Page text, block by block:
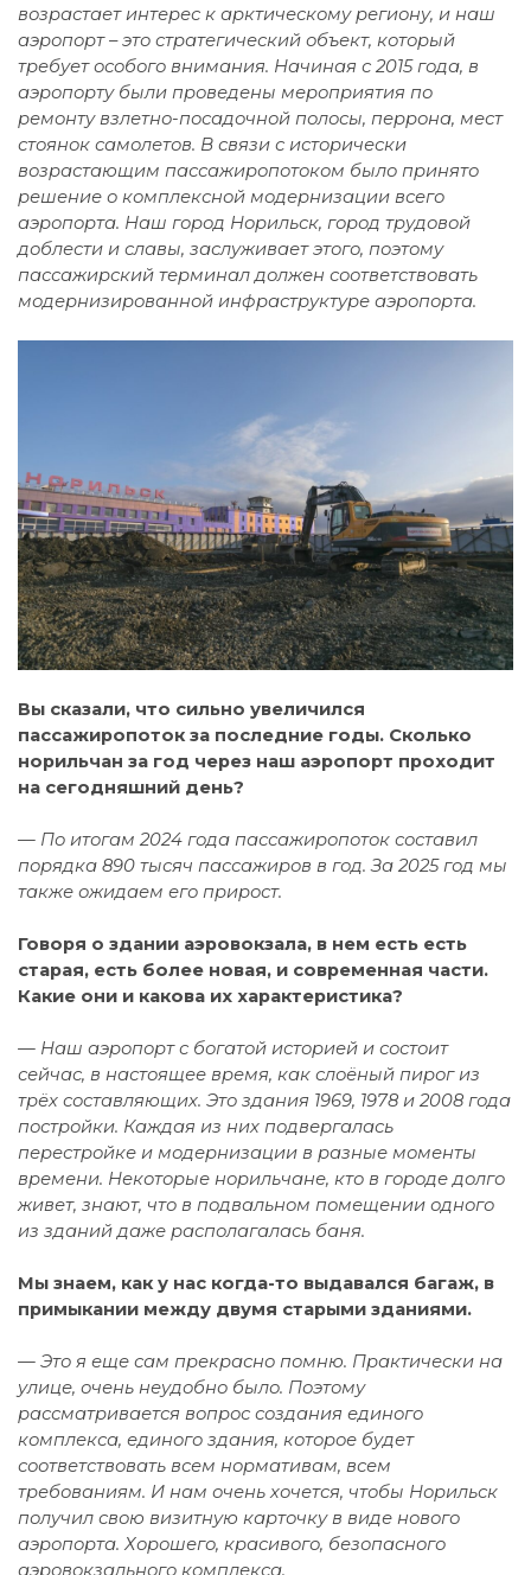
возрастает интерес к арктическому региону, и наш
аэропорт – это стратегический объект, который
требует особого внимания. Начиная с 2015 года, в
аэропорту были проведены мероприятия по
ремонту взлетно-посадочной полосы, перрона, мест
стоянок самолетов. В связи с исторически
возрастающим пассажиропотоком было принято
решение о комплексной модернизации всего
аэропорта. Наш город Норильск, город трудовой
доблести и славы, заслуживает этого, поэтому
пассажирский терминал должен соответствовать
модернизированной инфраструктуре аэропорта.
Вы сказали, что сильно увеличился
пассажиропоток за последние годы. Сколько
норильчан за год через наш аэропорт проходит
на сегодняшний день?
— По итогам 2024 года пассажиропоток составил
порядка 890 тысяч пассажиров в год. За 2025 год мы
также ожидаем его прирост.
Говоря о здании аэровокзала, в нем есть есть
старая, есть более новая, и современная части.
Какие они и какова их характеристика?
— Наш аэропорт с богатой историей и состоит
сейчас, в настоящее время, как слоёный пирог из
трёх составляющих. Это здания 1969, 1978 и 2008 года
постройки. Каждая из них подвергалась
перестройке и модернизации в разные моменты
времени. Некоторые норильчане, кто в городе долго
живет, знают, что в подвальном помещении одного
из зданий даже располагалась баня.
Мы знаем, как у нас когда-то выдавался багаж, в
примыкании между двумя старыми зданиями.
— Это я еще сам прекрасно помню. Практически на
улице, очень неудобно было. Поэтому
рассматривается вопрос создания единого
комплекса, единого здания, которое будет
соответствовать всем нормативам, всем
требованиям. И нам очень хочется, чтобы Норильск
получил свою визитную карточку в виде нового
аэропорта. Хорошего, красивого, безопасного
аэровокзального комплекса.